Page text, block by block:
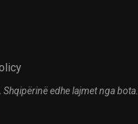
edhe lajmet nga bota.